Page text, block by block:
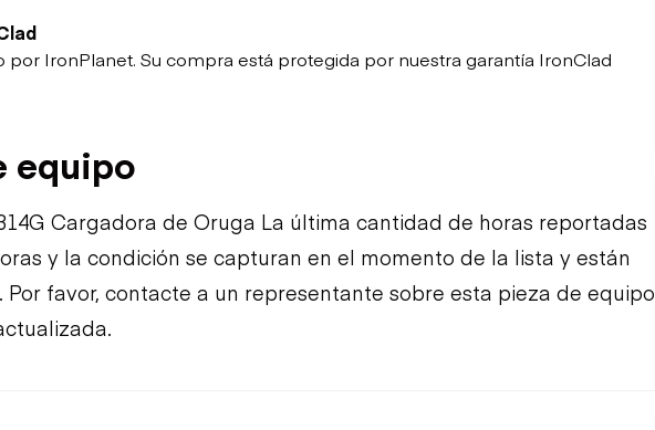
por IronPlanet. Su compra está protegida por nuestra garantía IronClad
equipo
Cargadora de Oruga La última cantidad de horas reportadas
y la condición se capturan en el momento de la lista y están
Por favor, contacte a un representante sobre esta pieza de equipo